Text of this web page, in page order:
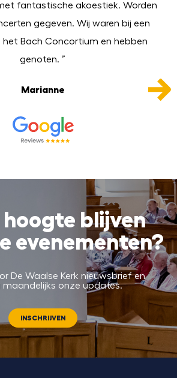
fantastische akoestiek. Worden
gegeven. Wij waren bij een
het Bach Concortium en hebben
genoten. ”
Marianne
hoogte blijven
evenementen?
De Waalse Kerk nieuwsbrief en
maandelijks onze updates.
INSCHRIJVEN